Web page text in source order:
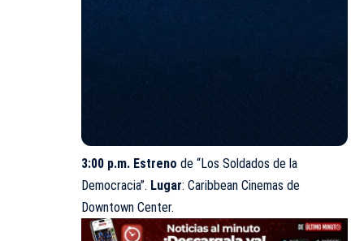
3:00 p.m. Estreno de “Los Soldados de la
Democracia”. Lugar: Caribbean Cinemas de
Downtown Center.